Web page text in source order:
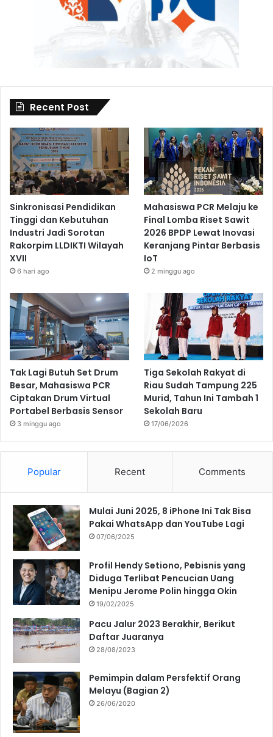
Recent Post
Sinkronisasi Pendidikan
Tinggi dan Kebutuhan
Industri Jadi Sorotan
Rakorpim LLDIKTI Wilayah
XVII
6 hari ago
Mahasiswa PCR Melaju ke
Final Lomba Riset Sawit
2026 BPDP Lewat Inovasi
Keranjang Pintar Berbasis
IoT
2 minggu ago
Tak Lagi Butuh Set Drum
Besar, Mahasiswa PCR
Ciptakan Drum Virtual
Portabel Berbasis Sensor
3 minggu ago
Tiga Sekolah Rakyat di
Riau Sudah Tampung 225
Murid, Tahun Ini Tambah 1
Sekolah Baru
17/06/2026
Popular Recent Comments
Mulai Juni 2025, 8 iPhone Ini Tak Bisa
Pakai WhatsApp dan YouTube Lagi
07/06/2025
Profil Hendy Setiono, Pebisnis yang
Diduga Terlibat Pencucian Uang
Menipu Jerome Polin hingga Okin
19/02/2025
Pacu Jalur 2023 Berakhir, Berikut
Daftar Juaranya
28/08/2023
Pemimpin dalam Persfektif Orang
Melayu (Bagian 2)
26/06/2020